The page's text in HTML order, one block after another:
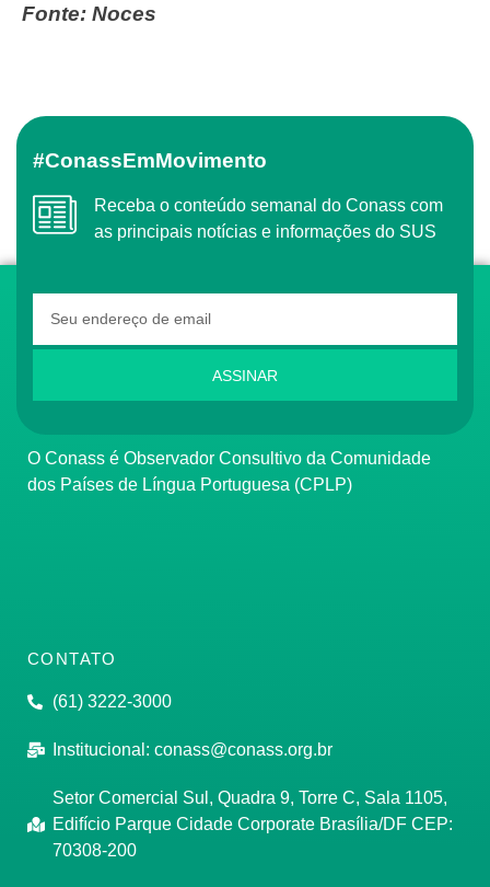
Fonte: Noces
#ConassEmMovimento
Receba o conteúdo semanal do Conass com
as principais notícias e informações do SUS
ASSINAR
O Conass é Observador Consultivo da Comunidade
dos Países de Língua Portuguesa (CPLP)
CONTATO
(61) 3222-3000
Institucional: conass@conass.org.br
Setor Comercial Sul, Quadra 9, Torre C, Sala 1105,
Edifício Parque Cidade Corporate Brasília/DF CEP:
70308-200